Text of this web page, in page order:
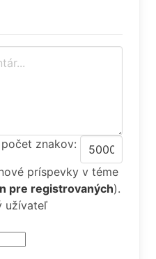
znakov:
príspevky v téme
pre registrovaných).
užívateľ